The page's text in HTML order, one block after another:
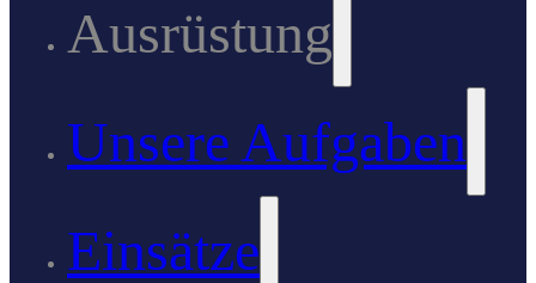
Ausrüstung
Unsere Aufgaben
Einsätze